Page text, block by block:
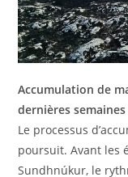
Accumulation de
dernières semaines
Le processus
poursuit. Avant les
Sundhnúkur, le